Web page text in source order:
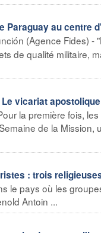
Paraguay au
(Agence Fides) -
de qualité militaire,
Le vicariat
la première fois,
de la
: trois
le pays où les
Antoin ...